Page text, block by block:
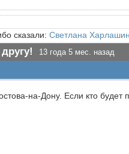
сказали: Светлана
13 года 5 мес. назад
на-Дону. Если кто